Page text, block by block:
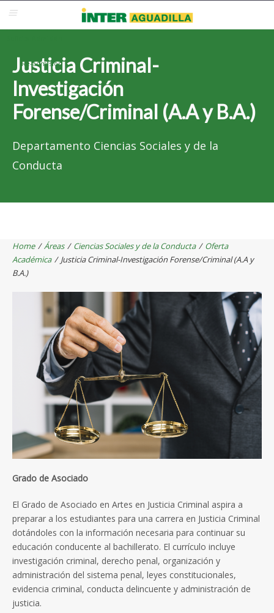
Correo Electrónico
Re-admisión
Justicia Criminal-
Investigación
Forense/Criminal (A.A y B.A.)
Departamento Ciencias Sociales y de la
Conducta
Home /Áreas / Ciencias Sociales y de la Conducta / Oferta
Académica / Justicia Criminal-Investigación Forense/Criminal (A.A y
B.A.)
Grado de Asociado
El Grado de Asociado en Artes en Justicia Criminal aspira a
preparar a los estudiantes para una carrera en Justicia Criminal
dotándoles con la información necesaria para continuar su
educación conducente al bachillerato. El currículo incluye
investigación criminal, derecho penal, organización y
administración del sistema penal, leyes constitucionales,
evidencia criminal, conducta delincuente y administración de
justicia.